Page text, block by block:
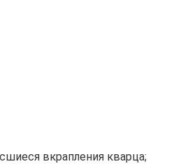
вкрапления кварца;